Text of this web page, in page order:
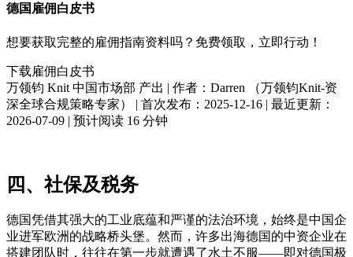
德国 雇佣白皮书
想要获取完整的雇佣指南资料吗？免费领取，立即行动！
下载雇佣白皮书
万领钧 Knit 中国市场部 产出 | 作者： Darren （万领钧Knit-资
深全球合规策略专家） | 首次发布： 2025-12-16 | 最近更新：
2026-07-09 | 预计阅读 16 分钟
四、社保及税务
德国凭借其强大的工业底蕴和严谨的法治环境，始终是中国企
业进军欧洲的战略桥头堡。然而，许多出海德国的中资企业在
搭建团队时，往往在第一步就遭遇了水土不服——即对德国极